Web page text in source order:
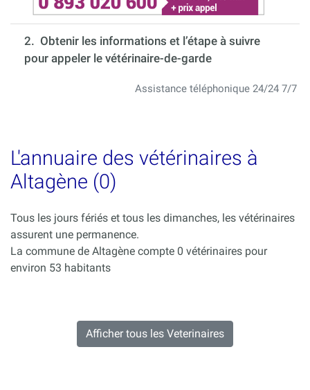
2. Obtenir les informations et l’étape à suivre
pour appeler le vétérinaire-de-garde
Assistance téléphonique 24/24 7/7
L'annuaire des vétérinaires à
Altagène (0)
Tous les jours fériés et tous les dimanches, les vétérinaires
assurent une permanence.
La commune de Altagène compte 0 vétérinaires pour
environ 53 habitants
Afficher tous les Veterinaires